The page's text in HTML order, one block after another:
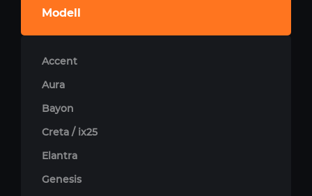
Modell
Accent
Aura
Bayon
Creta / ix25
Elantra
Genesis